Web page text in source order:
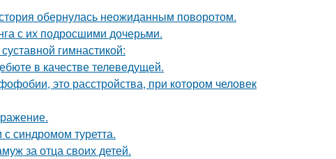
обернулась неожиданным поворотом.
с их подросшими дочерьми.
гимнастикой:
в качестве телеведущей.
это расстройства, при котором человек
синдромом туретта.
за отца своих детей.